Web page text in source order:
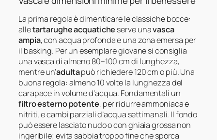
La prima regola è dimenticare le classiche bocce:
alletartarughe acquatiche serve unavasca
ampia, con acqua profonda e una zona emersa per
il basking. Per un esemplare giovane si consiglia
una vasca di almeno 80–100 cm di lunghezza,
mentre un’adultapuò richiedere 120 cm o più. Una
buona regola: almeno 10 volte la lunghezza del
carapace in volume d’acqua. Fondamentali un
filtro esterno potente, per ridurre ammoniaca e
nitriti, e cambi parziali d’acqua settimanali. Il fondo
può essere lasciato nudo o con ghiaia grossa non
ingeribile; evita sabbia troppo fine che sporca